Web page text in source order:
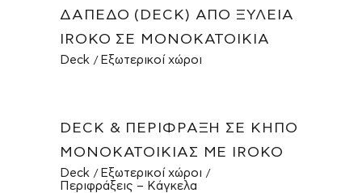
ΔΆΠΕΔΟ (DECK) ΑΠΌ ΞΥΛΕΊΑ
IROKO ΣΕ ΜΟΝΟΚΑΤΟΙΚΊΑ
Deck Εξωτερικοί χώροι
DECK & ΠΕΡΊΦΡΑΞΗ ΣΕ ΚΉΠΟ
ΜΟΝΟΚΑΤΟΙΚΊΑΣ ΜΕ IROKO
Deck
Εξωτερικοί χώροι
Περιφράξεις – Κάγκελα